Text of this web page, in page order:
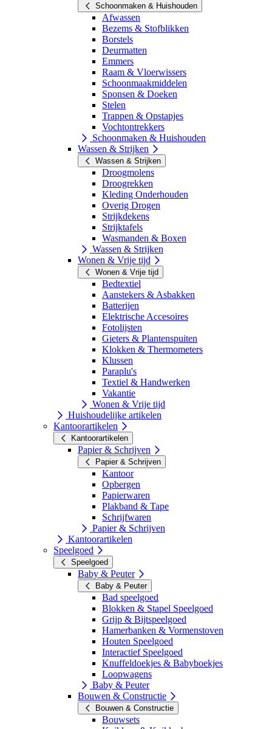
Schoonmaken & Huishouden
Afwassen
Bezems & Stofblikken
Borstels
Deurmatten
Emmers
Raam & Vloerwissers
Schoonmaakmiddelen
Sponsen & Doeken
Stelen
Trappen & Opstapjes
Vochtontrekkers
Schoonmaken & Huishouden
Wassen & Strijken
Wassen & Strijken
Droogmolens
Droogrekken
Kleding Onderhouden
Overig Drogen
Strijkdekens
Strijktafels
Wasmanden & Boxen
Wassen & Strijken
Wonen & Vrije tijd
Wonen & Vrije tijd
Bedtextiel
Aanstekers & Asbakken
Batterijen
Elektrische Accesoires
Fotolijsten
Gieters & Plantenspuiten
Klokken & Thermometers
Klussen
Paraplu's
Textiel & Handwerken
Vakantie
Wonen & Vrije tijd
Huishoudelijke artikelen
Kantoorartikelen
Kantoorartikelen
Papier & Schrijven
Papier & Schrijven
Kantoor
Opbergen
Papierwaren
Plakband & Tape
Schrijfwaren
Papier & Schrijven
Kantoorartikelen
Speelgoed
Speelgoed
Baby & Peuter
Baby & Peuter
Bad speelgoed
Blokken & Stapel Speelgoed
Grijp & Bijtspeelgoed
Hamerbanken & Vormenstoven
Houten Speelgoed
Interactief Speelgoed
Knuffeldoekjes & Babyboekjes
Loopwagens
Baby & Peuter
Bouwen & Constructie
Bouwen & Constructie
Bouwsets